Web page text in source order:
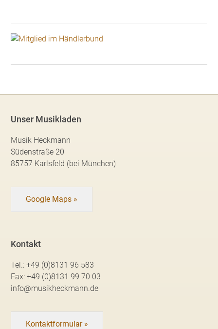
Unser Musikladen
Musik Heckmann
Südenstraße 20
85757 Karlsfeld (bei München)
Google Maps »
Kontakt
Tel.:+49 (0)8131 96 583
Fax:+49 (0)8131 99 70 03
info@musikheckmann.de
Kontaktformular »